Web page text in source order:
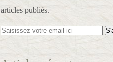
articles publiés.